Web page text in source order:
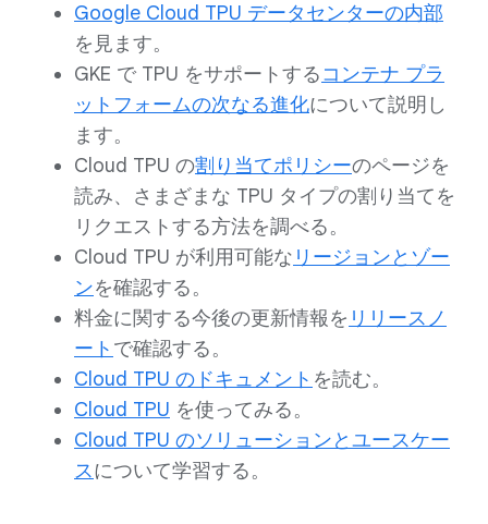
Google Cloud TPU データセンターの内部
を見ます。
GKE で TPU をサポートするコンテナ プラ
ットフォームの次なる進化について説明し
ます。
Cloud TPU の割り当てポリシーのページを
読み、さまざまな TPU タイプの割り当てを
リクエストする方法を調べる。
Cloud TPU が利用可能な リージョンとゾー
ンを確認する。
料金に関する今後の更新情報を リリースノ
ート で確認する。
Cloud TPU のドキュメント を読む。
Cloud TPU を使ってみる。
Cloud TPU のソリューションとユースケー
スについて学習する。